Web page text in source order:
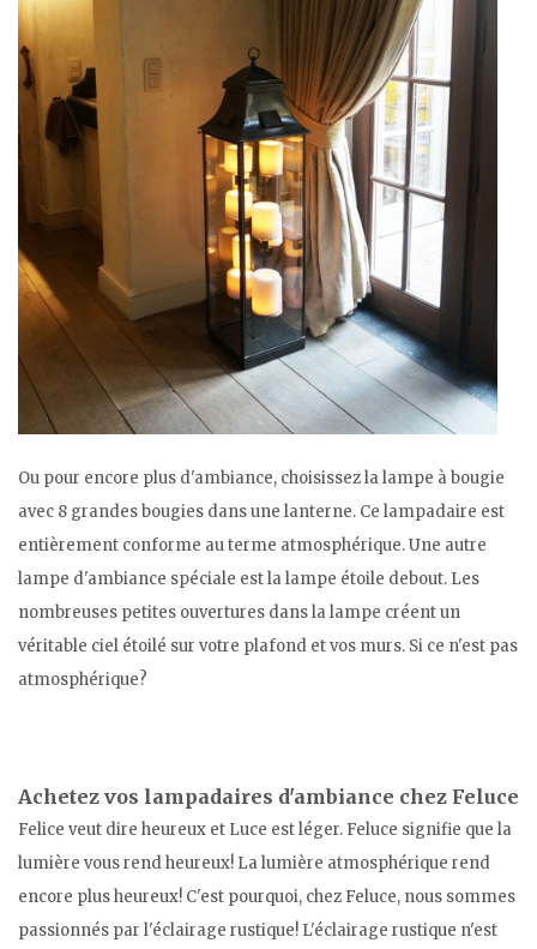
Ou pour encore plus d'ambiance, choisissez la lampe à bougie
avec 8 grandes bougies dans une lanterne. Ce lampadaire est
entièrement conforme au terme atmosphérique. Une autre
lampe d'ambiance spéciale est la lampe étoile debout. Les
nombreuses petites ouvertures dans la lampe créent un
véritable ciel étoilé sur votre plafond et vos murs. Si ce n'est pas
atmosphérique?
Achetez vos lampadaires d'ambiance chez Feluce
Felice veut dire heureux et Luce est léger. Feluce signifie que la
lumière vous rend heureux! La lumière atmosphérique rend
encore plus heureux! C'est pourquoi, chez Feluce, nous sommes
passionnés par l'éclairage rustique! L'éclairage rustique n'est